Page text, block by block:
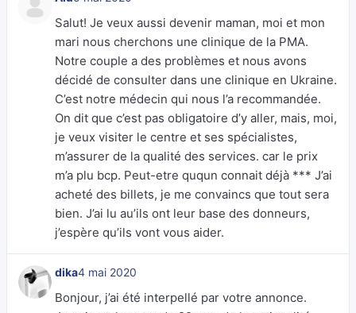
Salut! Je veux aussi devenir maman, moi et mon
mari nous cherchons une clinique de la PMA.
Notre couple a des problèmes et nous avons
décidé de consulter dans une clinique en Ukraine.
C’est notre médecin qui nous l’a recommandée.
On dit que c’est pas obligatoire d’y aller, mais, moi,
je veux visiter le centre et ses spécialistes,
m’assurer de la qualité des services. car le prix
m’a plu bcp. Peut-etre ququn connait déjà *** J’ai
acheté des billets, je me convaincs que tout sera
bien. J’ai lu au’ils ont leur base des donneurs,
j’espère qu’ils vont vous aider.
dika4 mai 2020
Bonjour, j’ai été interpellé par votre annonce.